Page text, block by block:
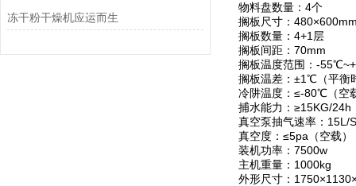
冻干粉干燥机应运而生
物料盘数量：4个
搁板尺寸：
搁板数量：4+1层
搁板间距：70mm
搁板温度范围：-
搁板温差：±1℃（平衡
冷阱温度：≤-80℃（空
捕水能力：≥15KG/24h
真空泵抽气速率：15L/S
真空度：≤5pa（空载）
装机功率：7500w
主机重量：1000kg
外形尺寸：